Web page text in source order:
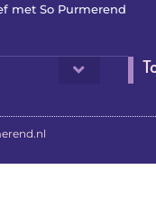
met So Purmerend